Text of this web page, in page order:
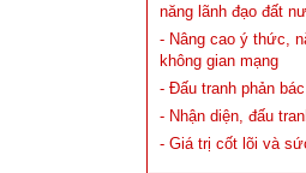
năng lãnh đạo đất
- Nâng cao ý thức,
không gian mạng
- Đấu tranh phản
- Nhận diện, đấu
- Giá trị cốt lõi và